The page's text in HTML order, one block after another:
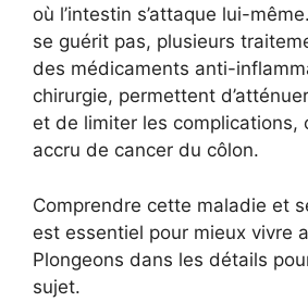
où l’intestin s’attaque lui-
se guérit pas, plusieurs
des médicaments anti-
chirurgie, permettent
et de limiter les complications,
accru de cancer du côlon.
Comprendre cette maladie et
est essentiel pour mieux vivre
Plongeons dans les détails
sujet.